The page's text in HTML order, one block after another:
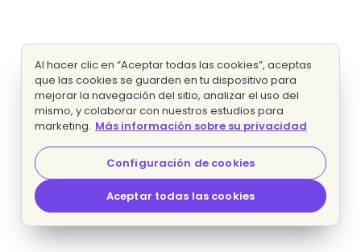
Al hacer clic en “Aceptar todas las cookies”, aceptas
que las cookies se guarden en tu dispositivo para
mejorar la navegación del sitio, analizar el uso del
mismo, y colaborar con nuestros estudios para
marketing. Más información sobre su privacidad
Configuración de cookies
Aceptar todas las cookies